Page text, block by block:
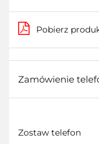
Pobierz
Zamówienie
Zostaw telefon